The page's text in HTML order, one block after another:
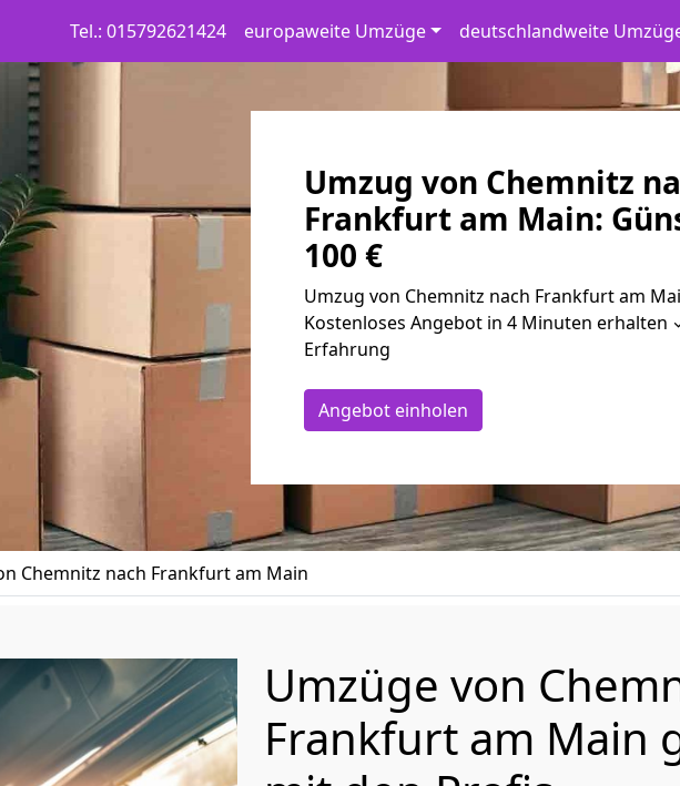
Tel.: 015792621424 europaweite Umzüge deutschlandweite
Umzug von Chemnitz
Frankfurt am Main:
100 €
Umzug von Chemnitz nach Frankfurt am
Kostenloses Angebot in 4 Minuten erhalten
Erfahrung
Angebot einholen
Chemnitz nach Frankfurt am Main
Umzüge von
Frankfurt am Main